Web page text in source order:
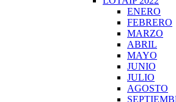
ENERO
FEBRERO
MARZO
ABRIL
MAYO
JUNIO
JULIO
AGOSTO